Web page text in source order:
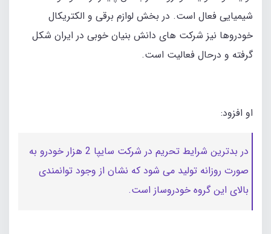
شیمیایی فعال است. در بخش لوازم برقی و الکتریکال
خودروها نیز شرکت های دانش بنیان خوبی در ایران شکل
گرفته و درحال فعالیت است.
او افزود:
در بدترین شرایط تحریم در شرکت سایپا 2 هزار خودرو به
صورت روزانه تولید می شود که نشان از وجود توانمندی
بالای این گروه خودروساز است.